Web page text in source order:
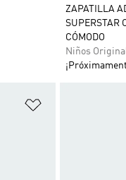
ZAPATILLA
SUPERSTAR
CÓMODO
Niños